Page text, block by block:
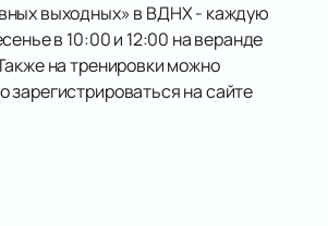
выходных» в ВДНХ - каждую
в 10:00 и 12:00 на веранде
на тренировки можно
зарегистрироваться на сайте